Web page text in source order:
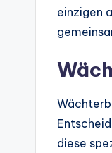
einzigen
diese